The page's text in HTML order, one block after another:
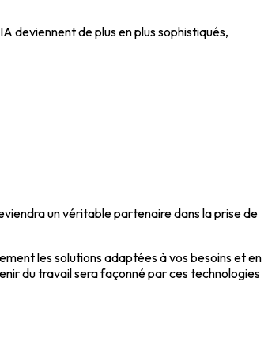
deviennent de plus en plus sophistiqués,
un véritable partenaire dans la prise de
les solutions adaptées à vos besoins et en
du travail sera façonné par ces technologies